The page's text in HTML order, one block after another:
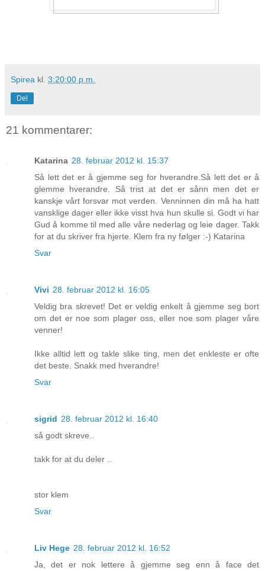
Spirea kl. 3:20:00 p.m.
Del
21 kommentarer:
Katarina 28. februar 2012 kl. 15:37
Så lett det er å gjemme seg for hverandre.Så lett det er å
glemme hverandre. Så trist at det er sånn men det er
kanskje vårt forsvar mot verden. Venninnen din må ha hatt
vansklige dager eller ikke visst hva hun skulle si. Godt vi har
Gud å komme til med alle våre nederlag og leie dager. Takk
for at du skriver fra hjerte. Klem fra ny følger :-) Katarina
Svar
Vivi 28. februar 2012 kl. 16:05
Veldig bra skrevet! Det er veldig enkelt å gjemme seg bort
om det er noe som plager oss, eller noe som plager våre
venner!
Ikke alltid lett og takle slike ting, men det enkleste er ofte
det beste. Snakk med hverandre!
Svar
sigrid 28. februar 2012 kl. 16:40
så godt skreve..
takk for at du deler ..
stor klem
Svar
Liv Hege 28. februar 2012 kl. 16:52
Ja, det er nok lettere å gjemme seg enn å face det